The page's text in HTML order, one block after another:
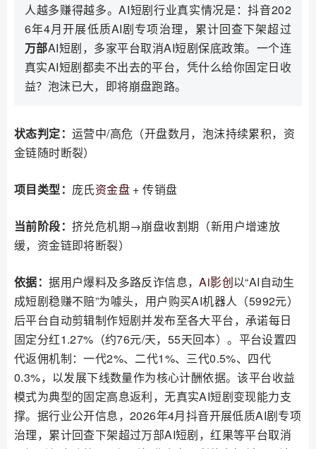
人越多赚得越多。AI短剧行业真实情况是：抖音202
6年4月开展低质AI剧专项治理，累计回查下架超过
万部AI短剧，多家平台取消AI短剧保底政策。一个连
真实AI短剧都卖不出去的平台，凭什么给你固定日收
益？泡沫已大，即将崩盘跑路。
状态判定： 运营中/高危（开盘数月，泡沫持续累积，资
金链随时断裂）
项目类型： 庞氏资金盘 + 传销盘
当前阶段： 挤兑危机期→崩盘收割期（新用户增速放
缓，资金链即将断裂）
依据：据用户爆料及多路反诈信息，Ai影创以“AI自动生
成短剧稳赚不赔”为噱头，用户购买AI机器人（5992元）
后平台自动剪辑制作短剧并发布至各大平台，承诺每日
固定分红1.27%（约76元/天，55天回本）。平台设置四
代返佣机制：一代2%、二代1%、三代0.5%、四代
0.3%，以发展下线数量作为核心计酬依据。该平台收益
模式为典型的固定高息返利，无真实AI短剧变现能力支
撑。据行业公开信息，2026年4月抖音开展低质AI剧专项
治理，累计回查下架超过万部AI短剧，红果等平台取消